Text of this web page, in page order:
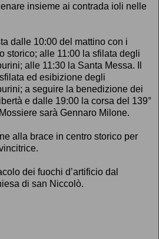
insieme ai contrada ioli nelle
dalle 10:00 del mattino con i
storico; alle 11:00 la sfilata degli
alle 11:30 la Santa Messa. Il
ed esibizione degli
a seguire la benedizione dei
e dalle 19:00 la corsa del 139°
sarà Gennaro Milone.
alla brace in centro storico per
dei fuochi d’artificio dal
di san Niccolò.